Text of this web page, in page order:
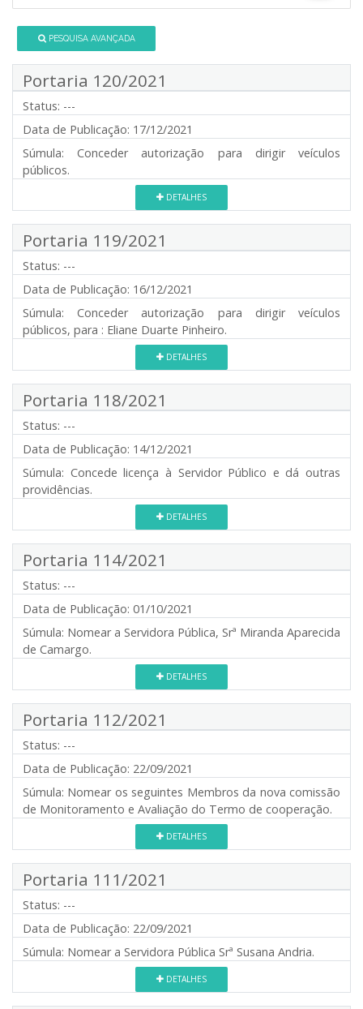
PESQUISA AVANÇADA
Portaria 120/2021
Status: ---
Data de Publicação: 17/12/2021
Súmula: Conceder autorização para dirigir veículos
públicos.
DETALHES
Portaria 119/2021
Status: ---
Data de Publicação: 16/12/2021
Súmula: Conceder autorização para dirigir veículos
públicos, para : Eliane Duarte Pinheiro.
DETALHES
Portaria 118/2021
Status: ---
Data de Publicação: 14/12/2021
Súmula: Concede licença à Servidor Público e dá outras
providências.
DETALHES
Portaria 114/2021
Status: ---
Data de Publicação: 01/10/2021
Súmula: Nomear a Servidora Pública, Srª Miranda Aparecida
de Camargo.
DETALHES
Portaria 112/2021
Status: ---
Data de Publicação: 22/09/2021
Súmula: Nomear os seguintes Membros da nova comissão
de Monitoramento e Avaliação do Termo de cooperação.
DETALHES
Portaria 111/2021
Status: ---
Data de Publicação: 22/09/2021
Súmula: Nomear a Servidora Pública Srª Susana Andria.
DETALHES